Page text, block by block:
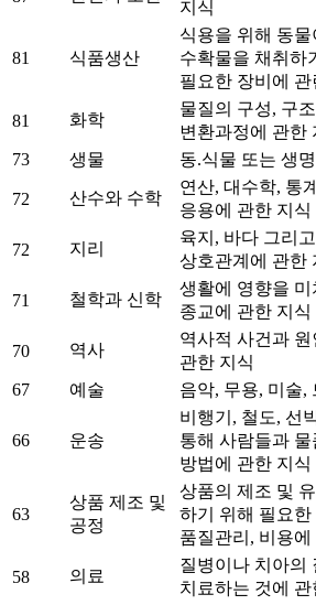
지식
81 식품생산
식용을 위해 동
수확물을 채취하
필요한 장비에 관
81 화학
물질의 구성, 구
변환과정에 관한
73
생물 동.식물 또는 생
72 산수와 수학
연산, 대수학, 통
응용에 관한 지식
72 지리
육지, 바다 그리
상호관계에 관한
71 철학과 신학
생활에 영향을
종교에 관한 지식
70 역사
역사적 사건과 원
관한 지식
67
예술 음악, 무용, 미술,
66 운송
비행기, 철도, 선
통해 사람들과
방법에 관한 지식
63
상품 제조 및
공정
상품의 제조 및
하기 위해 필요
품질관리, 비용에
58 의료
질병이나 치아의
치료하는 것에 관